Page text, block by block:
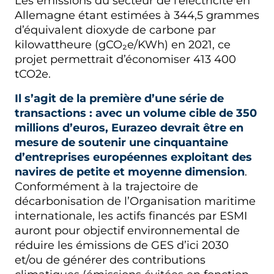
Allemagne étant estimées à 344,5 grammes
d’équivalent dioxyde de carbone par
kilowattheure (gCO₂e/KWh) en 2021, ce
projet permettrait d’économiser 413 400
tCO2e.
Il s’agit de la première d’une série de
transactions : avec un volume cible de 350
millions d’euros, Eurazeo devrait être en
mesure de soutenir une cinquantaine
d’entreprises européennes exploitant des
navires de petite et moyenne dimension.
Conformément à la trajectoire de
décarbonisation de l’Organisation maritime
internationale, les actifs financés par ESMI
auront pour objectif environnemental de
réduire les émissions de GES d’ici 2030
et/ou de générer des contributions